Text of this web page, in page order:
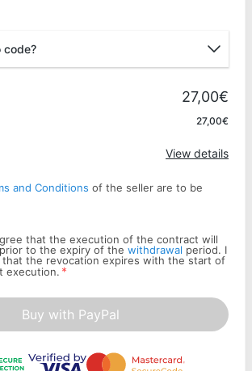
code?
27,00€
27,00€
View details
and Conditions of the seller are to be
that the execution of the contract will
to the expiry of the withdrawal period. I
that the revocation expires with the start of
execution. *
Buy with PayPal